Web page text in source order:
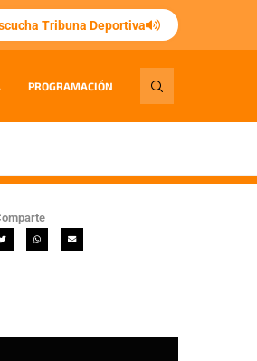
Tribuna Deportiva
PROGRAMACIÓN